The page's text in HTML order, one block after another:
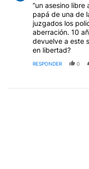
“un asesino libre
papá de una de
juzgados los
aberración. 10
devuelve a este
en libertad?
RESPONDER 0